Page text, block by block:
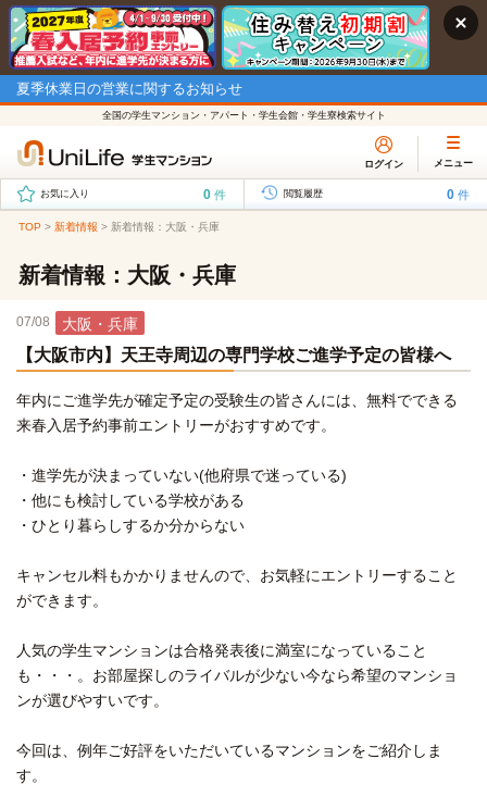
夏季休業日の営業に関するお知らせ
全国の学生マンション・アパート・学生会館・学生寮検索サイト
ログイン メニュー
お気に入り 0 件 閲覧履歴 0 件
TOP > 新着情報 > 新着情報：大阪・兵庫
新着情報：大阪・兵庫
07/08 大阪・兵庫
【大阪市内】天王寺周辺の専門学校ご進学予定の皆様へ
年内にご進学先が確定予定の受験生の皆さんには、無料でできる
来春入居予約事前エントリーがおすすめです。
・進学先が決まっていない(他府県で迷っている)
・他にも検討している学校がある
・ひとり暮らしするか分からない
キャンセル料もかかりませんので、お気軽にエントリーすること
ができます。
人気の学生マンションは合格発表後に満室になっていること
も・・・。お部屋探しのライバルが少ない今なら希望のマンショ
ンが選びやすいです。
今回は、例年ご好評をいただいているマンションをご紹介しま
す。